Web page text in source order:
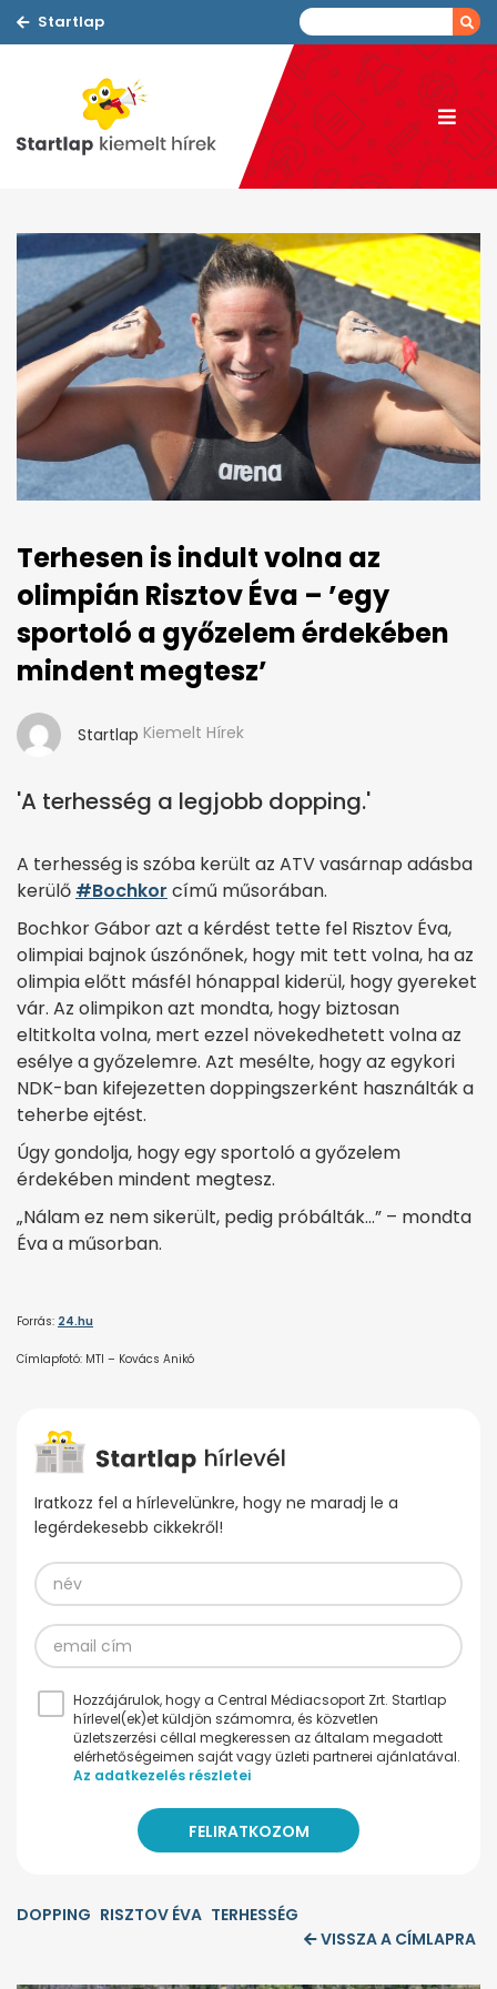
Startlap
Terhesen is indult volna az
olimpián Risztov Éva – ’egy
sportoló a győzelem érdekében
mindent megtesz’
Startlap Kiemelt Hírek
'A terhesség a legjobb dopping.'
A terhesség is szóba került az ATV vasárnap adásba
kerülő #Bochkor című műsorában.
Bochkor Gábor azt a kérdést tette fel Risztov Éva,
olimpiai bajnok úszónőnek, hogy mit tett volna, ha az
olimpia előtt másfél hónappal kiderül, hogy gyereket
vár. Az olimpikon azt mondta, hogy biztosan
eltitkolta volna, mert ezzel növekedhetett volna az
esélye a győzelemre. Azt mesélte, hogy az egykori
NDK-ban kifejezetten doppingszerként használták a
teherbe ejtést.
Úgy gondolja, hogy egy sportoló a győzelem
érdekében mindent megtesz.
„Nálam ez nem sikerült, pedig próbálták…” – mondta
Éva a műsorban.
Forrás: 24.hu
Címlapfotó: MTI – Kovács Anikó
Iratkozz fel a hírlevelünkre, hogy ne maradj le a
legérdekesebb cikkekről!
Hozzájárulok, hogy a Central Médiacsoport Zrt. Startlap
hírlevel(ek)et küldjön számomra, és közvetlen
üzletszerzési céllal megkeressen az általam megadott
elérhetőségeimen saját vagy üzleti partnerei ajánlatával.
Az adatkezelés részletei
DOPPING RISZTOV ÉVA TERHESSÉG
VISSZA A CÍMLAPRA